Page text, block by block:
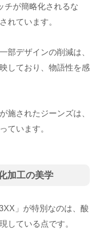
チが簡略化されるな
れています。
部デザインの削減は、
しており、物語性を感
施されたジーンズは、
ています。
加工の美学
」が特別なのは、酸
している点です。